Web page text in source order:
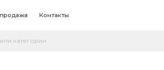
Контакты